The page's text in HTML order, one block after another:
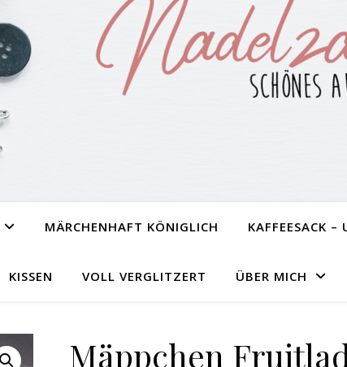
MÄRCHENHAFT KÖNIGLICH KAFFEESACK –
KISSEN VOLL VERGLITZERT ÜBER MICH
Mäppchen